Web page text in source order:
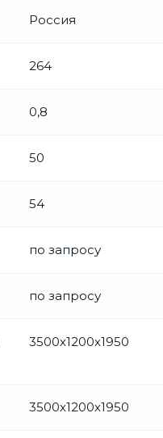
Россия
264
0,8
50
54
по запросу
по запросу
3500х1200х1950
3500х1200х1950